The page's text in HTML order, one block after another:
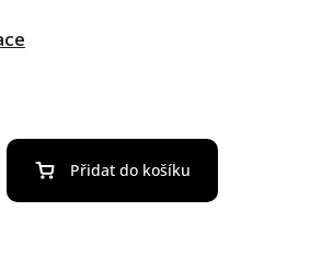
Přidat do košíku